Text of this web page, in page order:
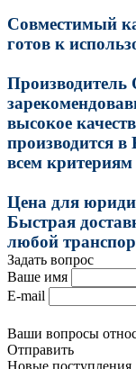
Совместимый
готов к
высокое
производится в
всем
Цена для
Быстрая
любой
Задать вопрос
Ваше имя
E-mail
Ваши вопросы
Отправить
Новые поступления